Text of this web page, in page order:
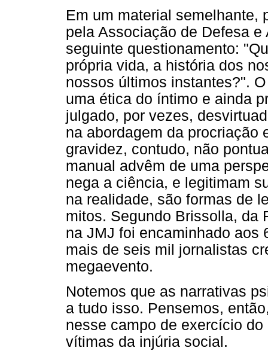
Em um material semelhante,
pela Associação de Defesa
seguinte questionamento:
própria vida, a história dos
nossos últimos instantes?".
uma ética do íntimo e ainda
julgado, por vezes,
na abordagem da procriação
gravidez, contudo, não
manual advêm de uma
nega a ciência, e legitimam
na realidade, são formas de
mitos. Segundo Brissolla, da
na JMJ foi encaminhado aos
mais de seis mil jornalistas
megaevento.
Notemos que as narrativas
a tudo isso. Pensemos,
nesse campo de exercício
vítimas da injúria social.